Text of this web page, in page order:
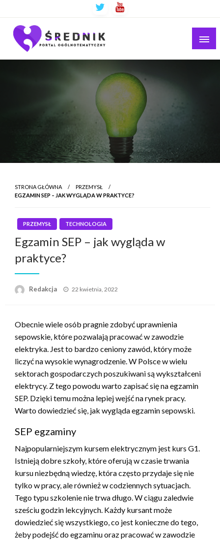
Ogólnotematyczny portal informacyjny
STRONA GŁÓWNA
PRZEMYSŁ
EGZAMIN SEP – JAK WYGLĄDA W PRAKTYCE?
PRZEMYSŁ TECHNOLOGIA
Egzamin SEP – jak wygląda w
praktyce?
Redakcja Napisano
22 kwietnia, 2022
Obecnie wiele osób pragnie zdobyć uprawnienia
sepowskie, które pozwalają pracować w zawodzie
elektryka. Jest to bardzo ceniony zawód, który może
liczyć na wysokie wynagrodzenie. W Polsce w wielu
sektorach gospodarczych poszukiwani są wykształceni
elektrycy. Z tego powodu warto zapisać się na egzamin
SEP. Dzięki temu można lepiej wejść na rynek pracy.
Warto dowiedzieć się, jak wygląda egzamin sepowski.
SEP egzaminy
Najpopularniejszym kursem elektrycznym jest kurs G1.
Istnieją dobre szkoły, które oferują w czasie trwania
kursu niezbędną wiedzę, która często przydaje się nie
tylko w pracy, ale również w codziennych sytuacjach.
Tego typu szkolenie nie trwa długo. W ciągu zaledwie
sześciu godzin lekcyjnych. Każdy kursant może
dowiedzieć się wszystkiego, co jest konieczne do tego,
żeby podejść do egzaminu oraz pracować w zawodzie